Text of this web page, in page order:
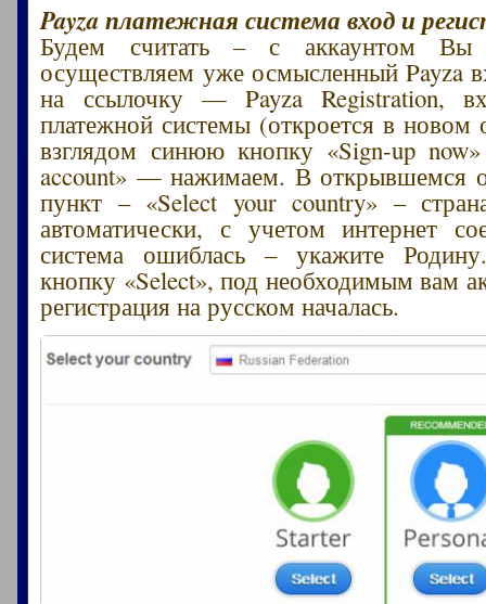
Payza платежная система вход и
Будем считать – с аккаунтом Вы
осуществляем уже осмысленный Payza
на ссылочку — Payza Registration,
платежной системы (откроется в
взглядом синюю кнопку «Sign-up
account» — нажимаем. В открывшемся
пункт – «Select your country» –
автоматически, с учетом интернет
система ошиблась – укажите
кнопку «Select», под необходимым вам
регистрация на русском началась.